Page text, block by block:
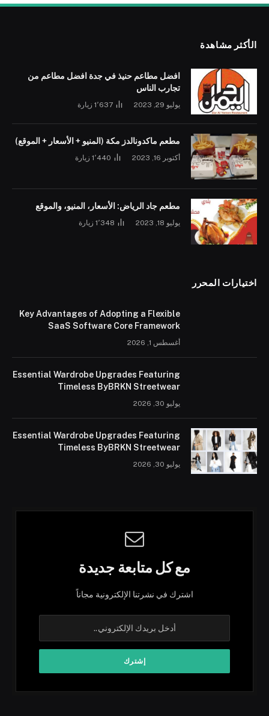
الأكثر مشاهدة
افضل مطاعم حنيذ في جدة افضل مطاعم من
تجارب الناس
يوليو 29, 2023 1٬637 زيارة
مطعم ماكدونالدز مكة (المنيو + الأسعار + الموقع)
أكتوبر 16, 2023 1٬440 زيارة
مطعم جاد الرياض: الأسعار، المنيو، والموقع
يوليو 18, 2023 1٬348 زيارة
اختيارات المحرر
Key Advantages of Adopting a Flexible
SaaS Software Core Framework
أغسطس 1, 2026
Essential Wardrobe Upgrades Featuring
Timeless ByBRKN Streetwear
يوليو 30, 2026
Essential Wardrobe Upgrades Featuring
Timeless ByBRKN Streetwear
يوليو 30, 2026
مع كل متابعة جديدة
اشترك في نشرتنا الإلكترونية مجاناً